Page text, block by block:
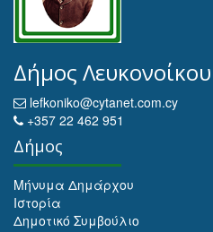
Δήμος Λευκονοίκου
lefkoniko@cytanet.com.cy
+357 22 462 951
Δήμος
Μήνυμα Δημάρχου
Ιστορία
Δημοτικό Συμβούλιο